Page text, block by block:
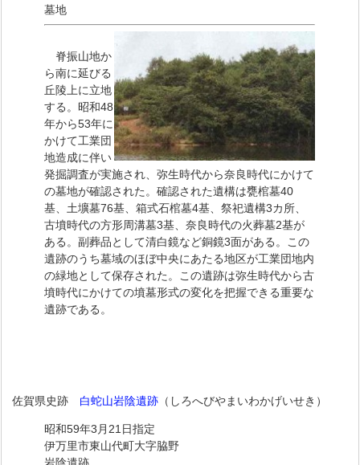
墓地
脊振山地か
ら南に延びる
丘陵上に立地
する。昭和48
年から53年に
かけて工業団
地造成に伴い
発掘調査が実施され、弥生時代から奈良時代にかけて
の墓地が確認された。確認された遺構は甕棺墓40
基、土壙墓76基、箱式石棺墓4基、祭祀遺構3カ所、
古墳時代の方形周溝墓3基、奈良時代の火葬墓2基が
ある。副葬品として清白鏡など銅鏡3面がある。この
遺跡のうち墓域のほぼ中央にあたる地区が工業団地内
の緑地として保存された。この遺跡は弥生時代から古
墳時代にかけての墳墓形式の変化を把握できる重要な
遺跡である。
佐賀県史跡 白蛇山岩陰遺跡 （しろへびやまいわかげいせき）
昭和59年3月21日指定
伊万里市東山代町大字脇野